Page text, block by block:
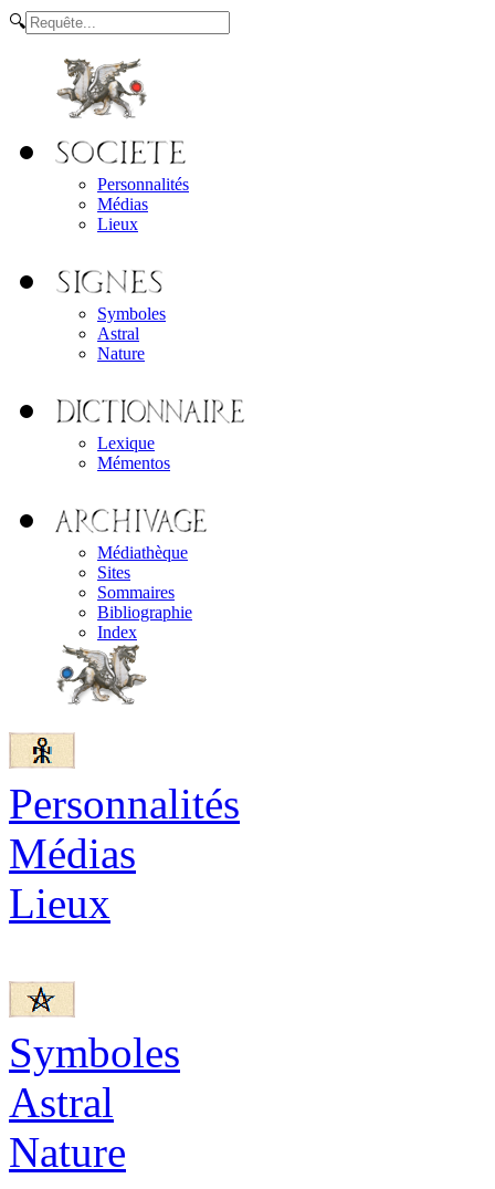
🔍
Personnalités
Médias
Lieux
Symboles
Astral
Nature
Lexique
Mémentos
Médiathèque
Sites
Sommaires
Bibliographie
Index
Personnalités
Médias
Lieux
Symboles
Astral
Nature